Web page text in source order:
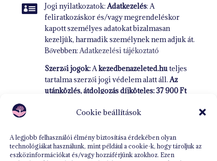
Cookie beállítások
A legjobb felhasználói élmény biztosítása érdekében olyan
technológiákat használunk, mint például a cookie-k, hogy tároljuk az
eszközinformációkat és/vagy hozzáférjünk azokhoz. Ezen
 Jogi nyilatkozatok:Adatkezelés: A
feliratkozáskor és/vagy megrendeléskor
kapott személyes adatokat bizalmasan
kezeljük, harmadik személynek nem adjuk át.
Bővebben: Adatkezelési tájékoztató
Szerzői jogok:Akezedbenazeleted.huteljes
tartalma szerzői jogi védelem alatt áll.Az
utánközlés, átdolgozás díjköteles: 37 900 Ft
ÁSZF
Cookie (süti) tájékoztató